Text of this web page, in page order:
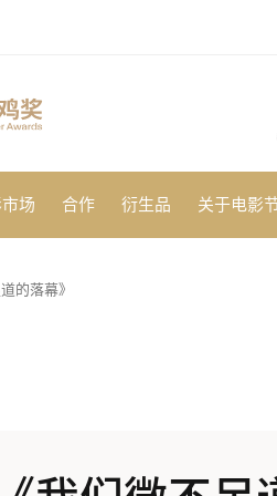
场 合作 衍生品 关于电影
的落幕》